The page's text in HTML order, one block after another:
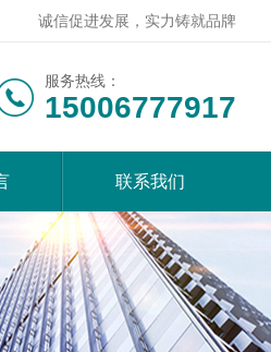
诚信促进发展，实力铸就品牌
服务热线：
15006777917
联系我们